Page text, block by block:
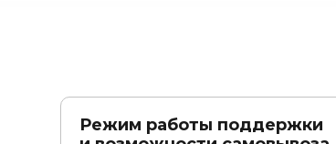
Режим работы поддержки